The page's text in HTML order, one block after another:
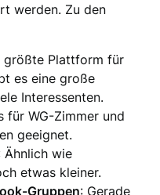
werden. Zu den
größte Plattform für
es eine große
Interessenten.
für WG-Zimmer und
geeignet.
Ähnlich wie
etwas kleiner.
Gruppen: Gerade